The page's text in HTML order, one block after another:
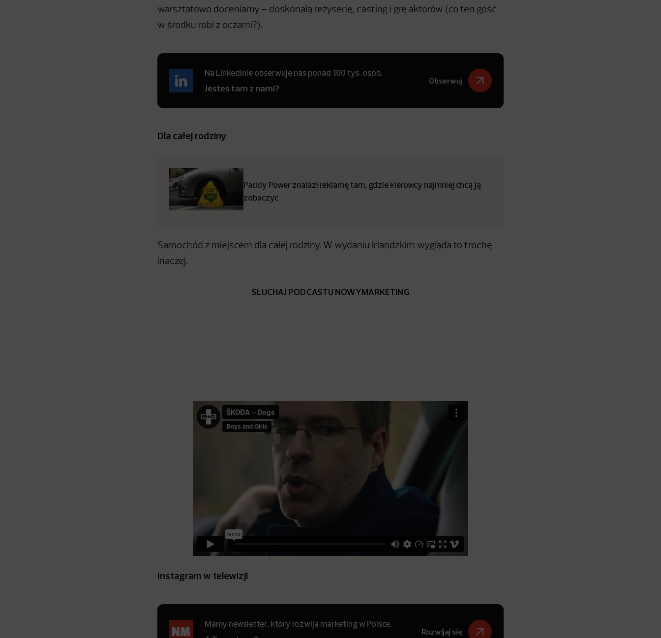
warsztatowo doceniamy – doskonałą reżyserię, casting i grę aktorów (co ten gość
w środku robi z oczami?).
Na LinkedInie obserwuje nas ponad 100 tys. osób.
Jesteś tam z nami?
Obserwuj
Dla całej rodziny
Paddy Power znalazł reklamę tam, gdzie kierowcy najmniej chcą ją
zobaczyć
Samochód z miejscem dla całej rodziny. W wydaniu irlandzkim wygląda to trochę
inaczej.
SŁUCHAJ PODCASTU NOWYMARKETING
Instagram w telewizji
Mamy newsletter, który rozwija marketing w Polsce.
Rozwijaj się